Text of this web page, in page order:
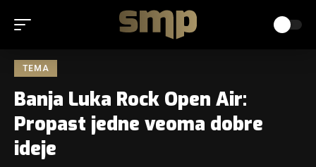
TEMA
Banja Luka Rock Open Air:
Propast jedne veoma dobre
ideje